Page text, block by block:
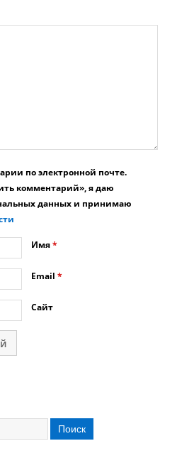
по электронной почте.
комментарий», я даю
данных и принимаю
Имя*
Email*
Сайт